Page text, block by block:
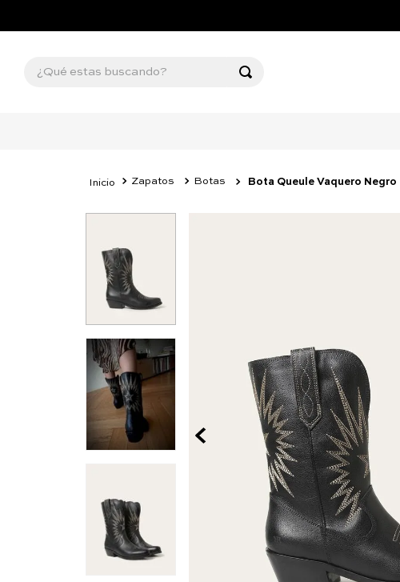
¿Qué estas buscando?
Zapatos Botas Bota Queule Vaquero Negro